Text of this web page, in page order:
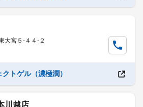
大宮５-４４-２
トゲル（濃極潤）
川越店